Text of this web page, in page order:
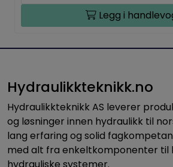
Legg i
Hydraulikkteknikk.no
Hydraulikkteknikk AS leverer
og løsninger innen hydraulikk til
lang erfaring og solid
med alt fra enkeltkomponenter til